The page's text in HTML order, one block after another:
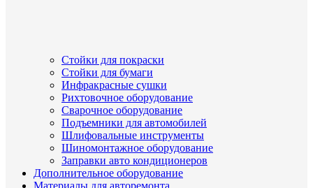
Стойки для покраски
Стойки для бумаги
Инфракрасные сушки
Рихтовочное оборудование
Сварочное оборудование
Подъемники для автомобилей
Шлифовальные инструменты
Шиномонтажное оборудование
Заправки авто кондиционеров
Дополнительное оборудование
Материалы для авторемонта